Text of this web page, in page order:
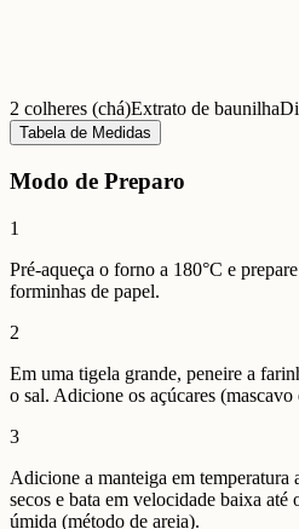
2 colheres (chá)Extrato de baunilha
Tabela de Medidas
Modo de Preparo
1
Pré-aqueça o forno a 180°C e
forminhas de papel.
2
Em uma tigela grande, peneire a
o sal. Adicione os açúcares
3
Adicione a manteiga em temperatura
secos e bata em velocidade baixa até
úmida (método de areia).